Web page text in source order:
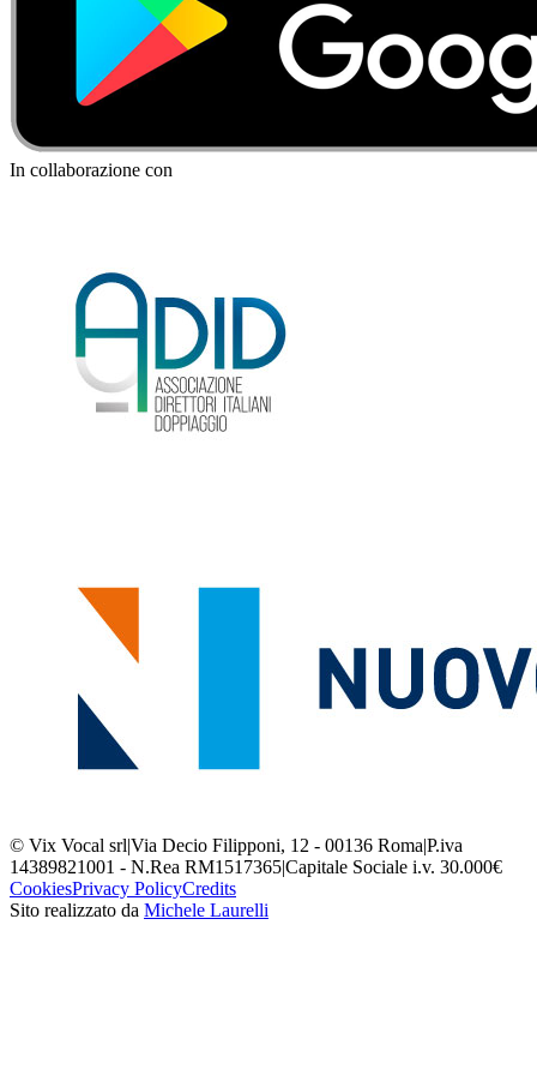
In collaborazione con
© Vix Vocal srl|Via Decio Filipponi, 12 - 00136 Roma|P.iva
14389821001 - N.Rea RM1517365|Capitale Sociale i.v. 30.000€
CookiesPrivacy PolicyCredits
Sito realizzato da Michele Laurelli